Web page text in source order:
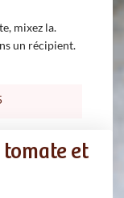
mixez la.
un récipient.
tomate et